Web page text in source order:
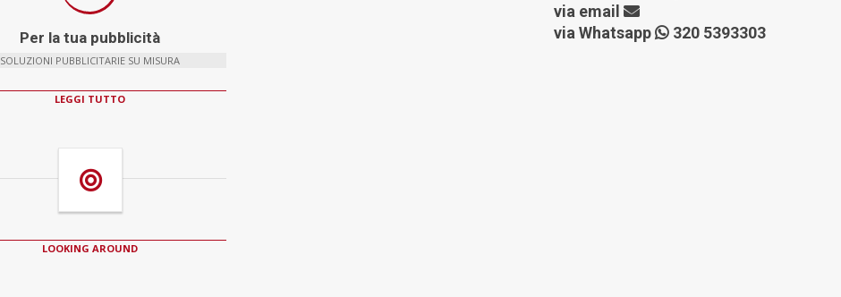
Per la tua pubblicità
SOLUZIONI PUBBLICITARIE SU MISURA
LEGGI TUTTO
LOOKING AROUND
via email
via Whatsapp
320 5393303